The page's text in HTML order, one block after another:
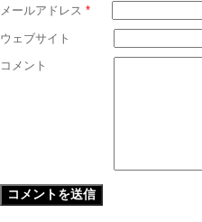
メールアドレス *
ウェブサイト
コメント